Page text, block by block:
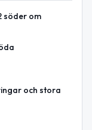
söder om
och stora